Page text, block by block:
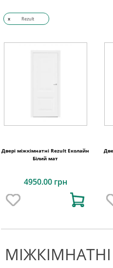
x Rezult
Двері міжкімнатні Rezult Еколайн
Білий мат
4950.00 грн